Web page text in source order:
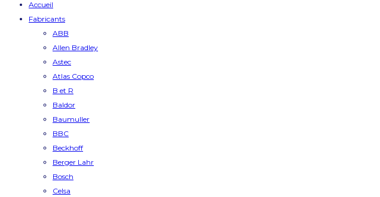
Accueil
Fabricants
ABB
Allen Bradley
Astec
Atlas Copco
B et R
Baldor
Baumuller
BBC
Beckhoff
Berger Lahr
Bosch
Celsa